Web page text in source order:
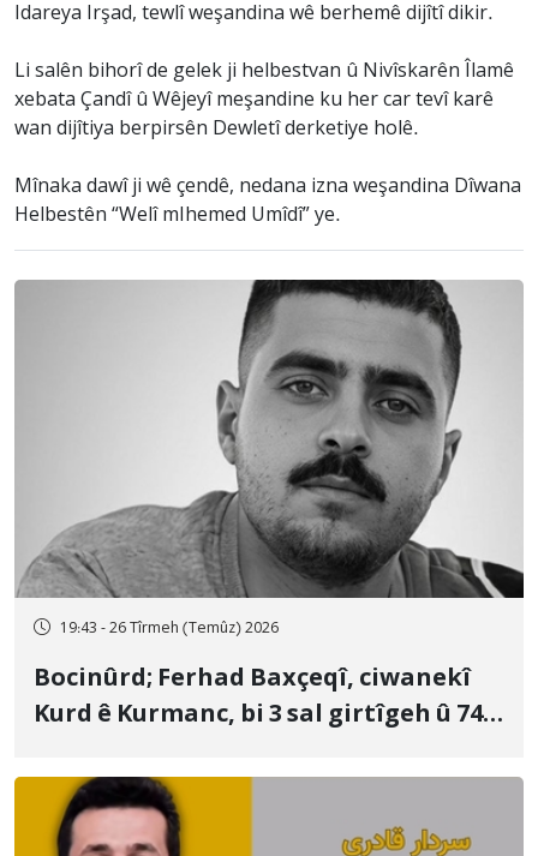
Idareya Irşad, tewlî weşandina wê berhemê dijîtî dikir.
Li salên bihorî de gelek ji helbestvan û Nivîskarên Îlamê
xebata Çandî û Wêjeyî meşandine ku her car tevî karê
wan dijîtiya berpirsên Dewletî derketiye holê.
Mînaka dawî ji wê çendê, nedana izna weşandina Dîwana
Helbestên “Welî mIhemed Umîdî” ye.
19:43 - 26 Tîrmeh (Temûz) 2026
Bocinûrd; Ferhad Baxçeqî, ciwanekî
Kurd ê Kurmanc, bi 3 sal girtîgeh û 74